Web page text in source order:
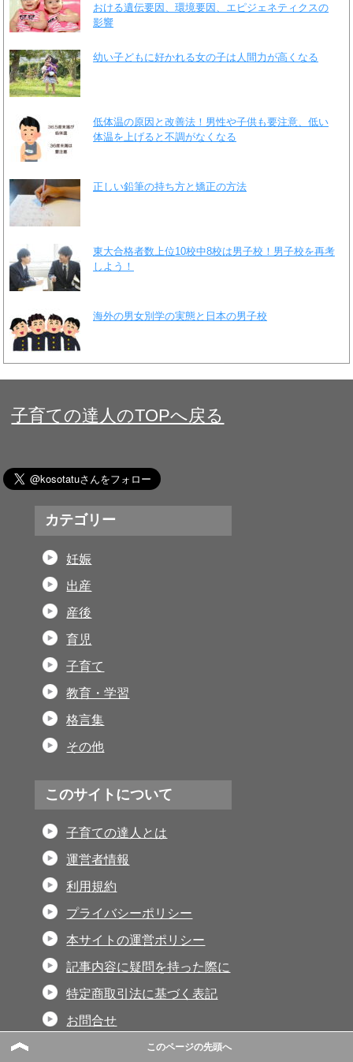
おける遺伝要因、環境要因、エピジェネティクスの
影響
幼い子どもに好かれる女の子は人間力が高くなる
低体温の原因と改善法！男性や子供も要注意、低い
体温を上げると不調がなくなる
正しい鉛筆の持ち方と矯正の方法
東大合格者数上位10校中8校は男子校！男子校を再考
しよう！
海外の男女別学の実態と日本の男子校
子育ての達人のTOPへ戻る
カテゴリー
妊娠
出産
産後
育児
子育て
教育・学習
格言集
その他
このサイトについて
子育ての達人とは
運営者情報
利用規約
プライバシーポリシー
本サイトの運営ポリシー
記事内容に疑問を持った際に
特定商取引法に基づく表記
お問合せ
このページの先頭へ